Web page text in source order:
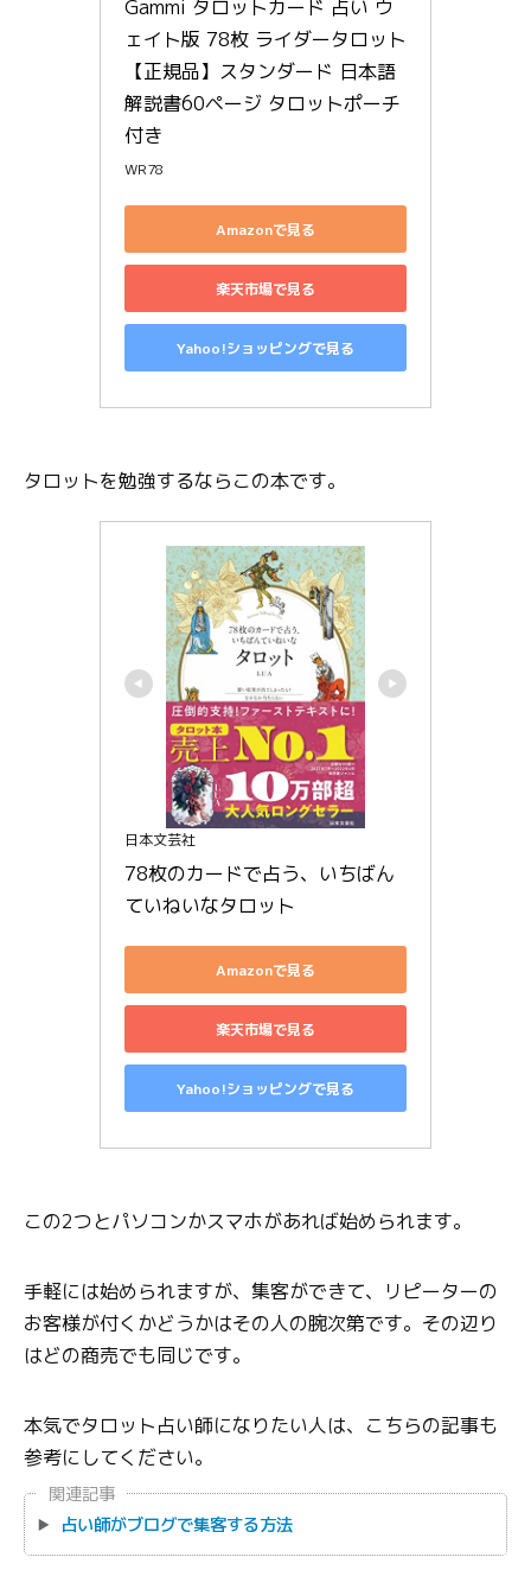
Gammi タロットカード 占い ウ
ェイト版 78枚 ライダータロット
【正規品】スタンダード 日本語
解説書60ページ タロットポーチ
付き
WR78
Amazonで見る
楽天市場で見る
Yahoo!ショッピングで見る
タロットを勉強するならこの本です。
日本文芸社
78枚のカードで占う、いちばん
ていねいなタロット
Amazonで見る
楽天市場で見る
Yahoo!ショッピングで見る
この2つとパソコンかスマホがあれば始められます。
手軽には始められますが、集客ができて、リピーターの
お客様が付くかどうかはその人の腕次第です。その辺り
はどの商売でも同じです。
本気でタロット占い師になりたい人は、こちらの記事も
参考にしてください。
関連記事
占い師がブログで集客する方法